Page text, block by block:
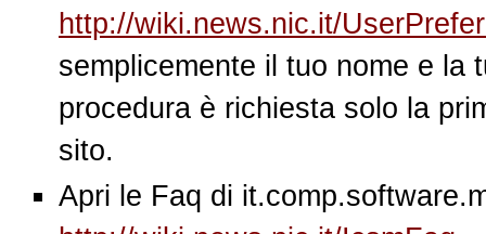
http://wiki.news.nic.it/
semplicemente il tuo nome e la
procedura è richiesta solo la
sito.
Apri le Faq di